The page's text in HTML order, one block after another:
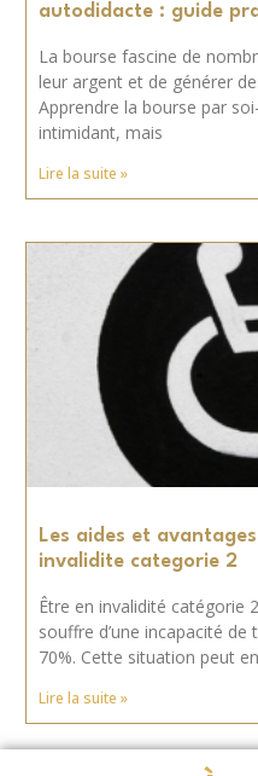
autodidacte : guide
La bourse fascine de
leur argent et de générer
Apprendre la bourse par
intimidant, mais
Lire la suite »
Les aides et
invalidite categorie 2
Être en invalidité catégorie
souffre d’une incapacité
70%. Cette situation peut
Lire la suite »